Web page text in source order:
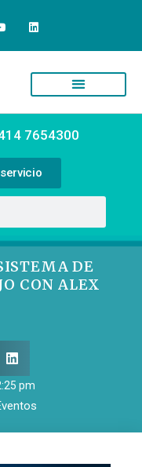
7654300
DE
CON ALEX
pm